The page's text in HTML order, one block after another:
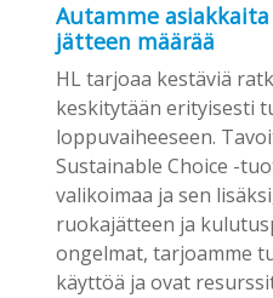
Autamme
jätteen määrää
HL tarjoaa kestäviä
keskitytään erityisesti
loppuvaiheeseen.
Sustainable Choice -
valikoimaa ja sen
ruokajätteen ja
ongelmat, tarjoamme
käyttöä ja ovat